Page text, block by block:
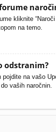
kliknite
na temo.
odstranim?
na vašo
vaših naročnin.